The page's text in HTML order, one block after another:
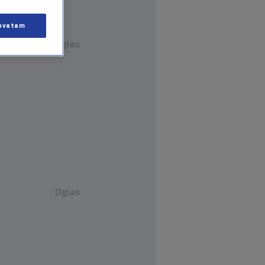
Oglas
Oglas